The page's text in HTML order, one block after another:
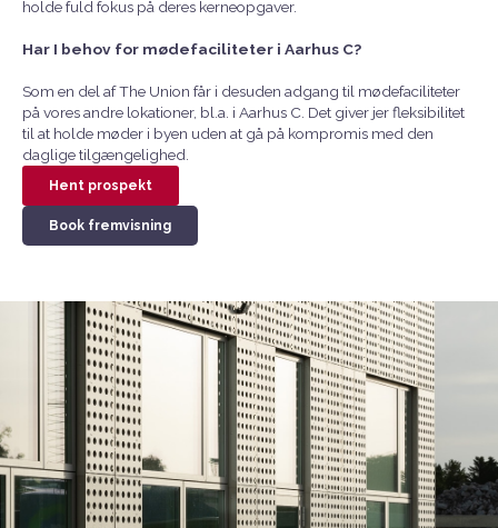
holde fuld fokus på deres kerneopgaver.
Har I behov for mødefaciliteter i Aarhus C?
Som en del af The Union får i desuden adgang til mødefaciliteter
på vores andre lokationer, bl.a. i Aarhus C. Det giver jer fleksibilitet
til at holde møder i byen uden at gå på kompromis med den
daglige tilgængelighed.
Hent prospekt
Book fremvisning